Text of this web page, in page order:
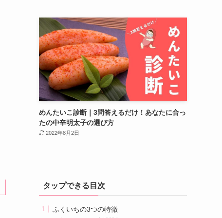
めんたいこ診断｜3問答えるだけ！あなたに合っ
たの中辛明太子の選び方
2022年8月2日
タップできる目次
ふくいちの3つの特徴